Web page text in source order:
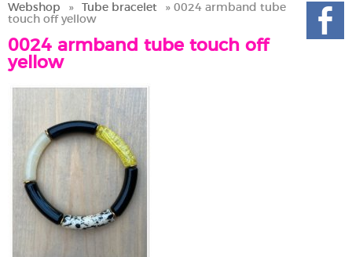
Webshop » Tube bracelet
» 0024 armband tube
touch off yellow
0024 armband tube touch off
yellow